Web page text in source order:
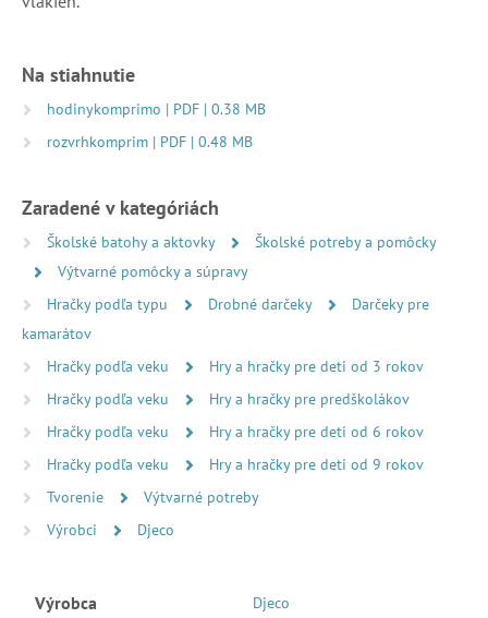
Na stiahnutie
hodinykomprimo | PDF | 0.38 MB
rozvrhkomprim | PDF | 0.48 MB
Zaradené v kategóriách
Školské batohy a aktovky
Školské potreby a pomôcky
Výtvarné pomôcky a súpravy
Hračky podľa typu
Drobné darčeky
Darčeky pre
kamarátov
Hračky podľa veku
Hry a hračky pre deti od 3 rokov
Hračky podľa veku
Hry a hračky pre predškolákov
Hračky podľa veku
Hry a hračky pre deti od 6 rokov
Hračky podľa veku
Hry a hračky pre deti od 9 rokov
Tvorenie
Výtvarné potreby
Výrobci
Djeco
Výrobca Djeco